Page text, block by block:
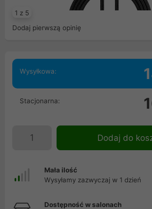
1 z 5
Dodaj pierwszą opinię
Wysyłkowa:
Stacjonarna:
Dodaj do
Mała ilość
Wysyłamy zazwyczaj w 1 dzień
Dostępność w salonach